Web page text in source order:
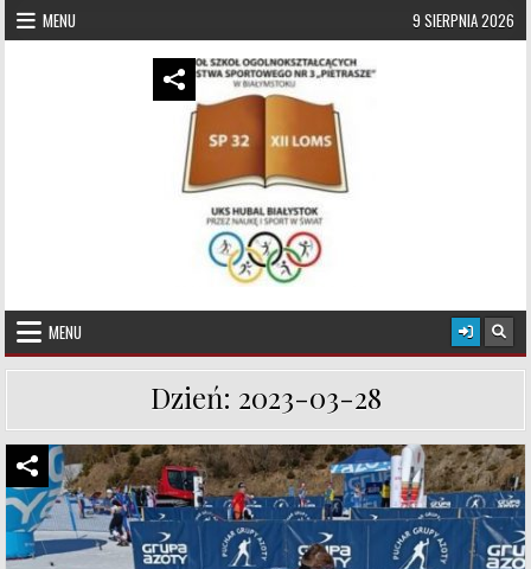
Skip to content
MENU 9 SIERPNIA 2026
UKS Hubal Białystok
MENU
Dzień: 2023-03-28